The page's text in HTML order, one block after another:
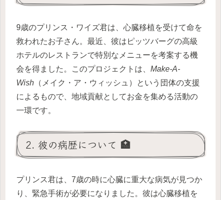
9歳のプリンス・ワイズ君は、心臓移植を受けて命を
救われたお子さん。最近、彼はピッツバーグの高級
ホテルのレストランで特別なメニューを考案する機
会を得ました。このプロジェクトは、 Make-A-
Wish （メイク・ア・ウィッシュ）という団体の支援
によるもので、地域貢献としてお金を集める活動の
一環です。
2. 彼の病歴について 🏥
プリンス君は、7歳の時に心臓に重大な病気が見つか
り、緊急手術が必要になりました。彼は心臓移植を